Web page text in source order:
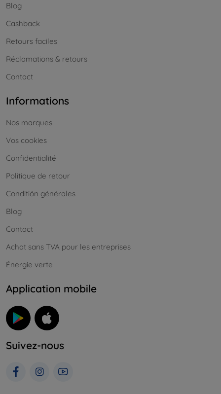
Blog
Cashback
Retours faciles
Réclamations & retours
Contact
Informations
Nos marques
Vos cookies
Confidentialité
Politique de retour
Conditión générales
Blog
Contact
Achat sans TVA pour les entreprises
Énergie verte
Application mobile
Suivez-nous